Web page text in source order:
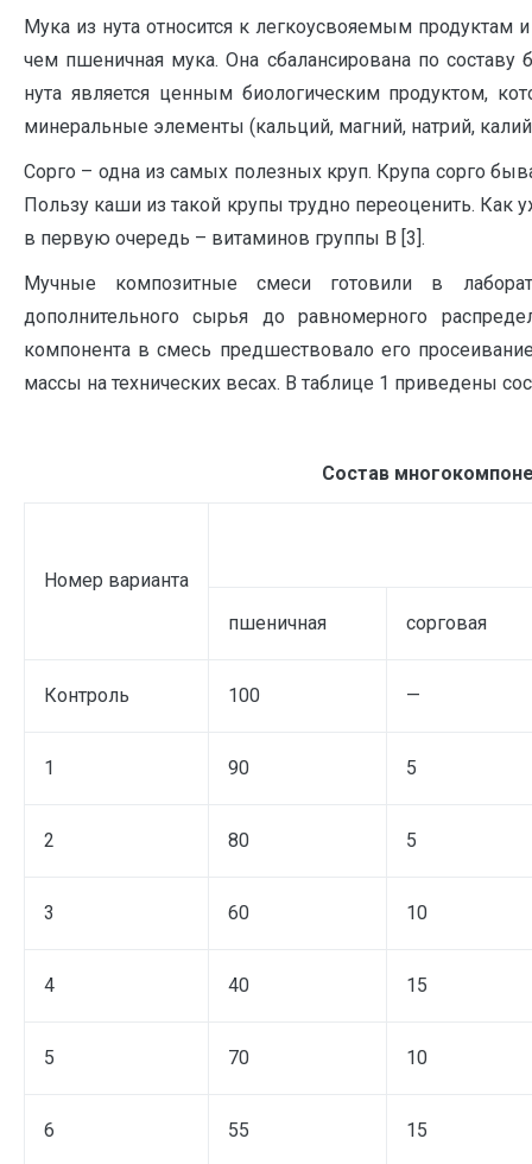
Мука из нута относится к легкоусвояемым
чем пшеничная мука. Она сбалансирована по составу
нута является ценным биологическим продуктом,
минеральные элементы (кальций, магний, натрий,
Сорго – одна из самых полезных круп. Крупа сорго
Пользу каши из такой крупы трудно переоценить. Как
в первую очередь – витаминов группы В [3].
Мучные композитные смеси готовили в
дополнительного сырья до равномерного
компонента в смесь предшествовало его
массы на технических весах. В таблице 1 приведены
Состав
Номер варианта
пшеничная
сорговая
Контроль 100 —
1 90 5
2 80 5
3 60 10
4 40 15
5 70 10
6 55 15